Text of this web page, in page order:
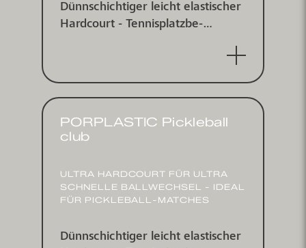
Dünnschichtiger leicht elastischer
Hardcourt - Tennis­platz­be­
PORPLASTIC Pickleball
club
ULTRA HARDCOURT FÜR ULTRA
SCHNELLE BALL­WECHSEL - IDEAL
FÜR PICKLEBALL-MATCHES
Dünnschichtiger leicht elastischer